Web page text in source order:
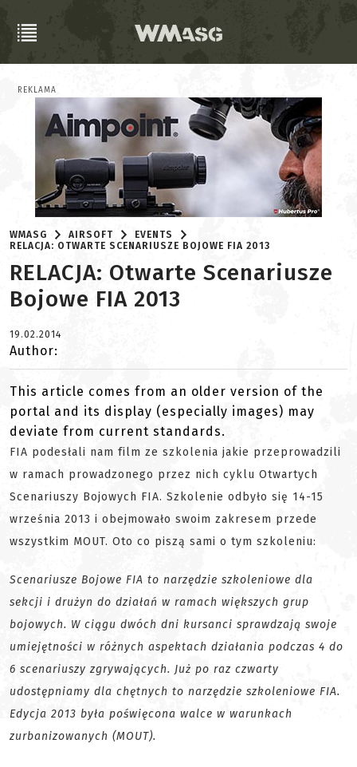
REKLAMA
WMASG AIRSOFT
EVENTS
RELACJA: OTWARTE SCENARIUSZE BOJOWE FIA 2013
RELACJA: Otwarte Scenariusze
Bojowe FIA 2013
19.02.2014
Author:
This article comes from an older version of the
portal and its display (especially images) may
deviate from current standards.
FIA podesłali nam film ze szkolenia jakie przeprowadzili
w ramach prowadzonego przez nich cyklu Otwartych
Scenariuszy Bojowych FIA. Szkolenie odbyło się 14-15
września 2013 i obejmowało swoim zakresem przede
wszystkim MOUT. Oto co piszą sami o tym szkoleniu:
Scenariusze Bojowe FIA to narzędzie szkoleniowe dla
sekcji i drużyn do działań w ramach większych grup
bojowych. W ciągu dwóch dni kursanci sprawdzają swoje
umiejętności w różnych aspektach działania podczas 4 do
6 scenariuszy zgrywających. Już po raz czwarty
udostępniamy dla chętnych to narzędzie szkoleniowe FIA.
Edycja 2013 była poświęcona walce w warunkach
zurbanizowanych (MOUT).